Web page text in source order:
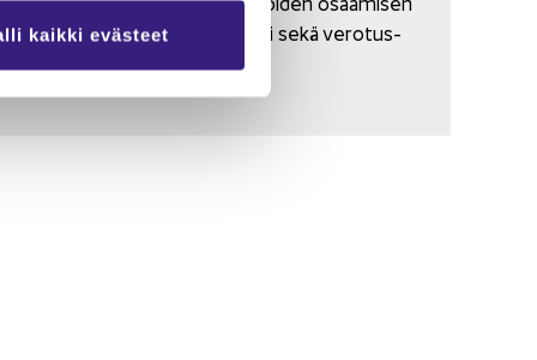
kaikki evästeet
ke­hit­tä­mi­nen ja subs­tans­si­tu­ki sekä verotus-​
että kir­jan­pi­to­ky­sy­myk­sis­sä.